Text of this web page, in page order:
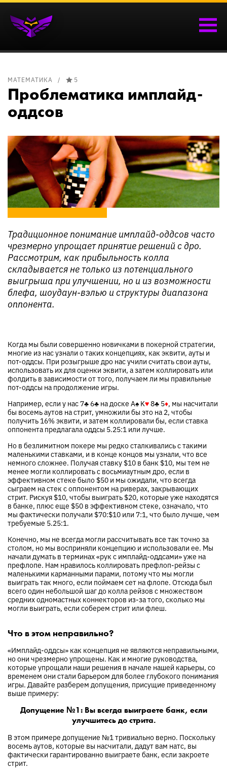
МАТЕМАТИКА 5
Проблематика имплайд-
оддсов
Традиционное понимание имплайд-оддсов часто
чрезмерно упрощает принятие решений с дро.
Рассмотрим, как прибыльность колла
складывается не только из потенциального
выигрыша при улучшении, но и из возможности
блефа, шоудаун-вэлью и структуры диапазона
оппонента.
Когда мы были совершенно новичками в покерной стратегии,
многие из нас узнали о таких концепциях, как эквити, ауты и
пот-оддсы. При розыгрыше дро нас учили считать свои ауты,
использовать их для оценки эквити, а затем коллировать или
фолдить в зависимости от того, получаем ли мы правильные
пот-оддсы на продолжение игры.
Например, если у нас 7♣ 6♣ на доске A♠ K♥8♣ 5♦, мы насчитали
бы восемь аутов на стрит, умножили бы это на 2, чтобы
получить 16% эквити, и затем коллировали бы, если ставка
оппонента предлагала оддсы 5.25:1 или лучше.
Но в безлимитном покере мы редко сталкивались с такими
маленькими ставками, и в конце концов мы узнали, что все
немного сложнее. Получая ставку $10 в банк $10, мы тем не
менее могли коллировать с восьмиаутным дро, если в
эффективном стеке было $50 и мы ожидали, что всегда
сыграем на стек с оппонентом на риверах, закрывающих
стрит. Рискуя $10, чтобы выиграть $20, которые уже находятся
в банке, плюс еще $50 в эффективном стеке, означало, что
мы фактически получали $70:$10 или 7:1, что было лучше, чем
требуемые 5.25:1.
Конечно, мы не всегда могли рассчитывать все так точно за
столом, но мы восприняли концепцию и использовали ее. Мы
начали думать в терминах «рук с имплайд-оддсами» уже на
префлопе. Нам нравилось коллировать префлоп-рейзы с
маленькими карманными парами, потому что мы могли
выиграть так много, если поймаем сет на флопе. Отсюда был
всего один небольшой шаг до колла рейзов с множеством
средних одномастных коннекторов из-за того, сколько мы
могли выиграть, если соберем стрит или флеш.
Что в этом неправильно?
«Имплайд-оддсы» как концепция не являются неправильными,
но они чрезмерно упрощены. Как и многие руководства,
которые упрощали наши решения в начале нашей карьеры, со
временем они стали барьером для более глубокого понимания
игры. Давайте разберем допущения, присущие приведенному
выше примеру:
Допущение №1: Вы всегда выиграете банк, если
улучшитесь до стрита.
В этом примере допущение №1 тривиально верно. Поскольку
восемь аутов, которые вы насчитали, дадут вам натс, вы
фактически гарантированно выиграете банк, если закроете
стрит.